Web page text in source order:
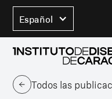
Español
Todos las